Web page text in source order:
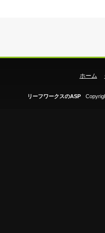
ホーム
リーフワークスのASP